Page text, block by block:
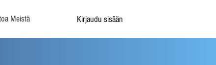
Meistä Kirjaudu sisään